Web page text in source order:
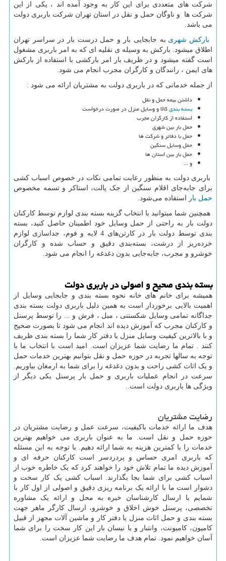
شرکت های متعددی برای این کار به وجود آمده اند ، یکی از این
شرکت ها و ناوگان حمل و نقل در استان تهران شرکت باربری دولت
می باشد.
بارکش شهری به جابجایی بار و حمل درست بار در سراسر تهران
اطلاق میشود. بارکش به وسیله ی نقلیه ای که به امر باربری مشغول
است گفته میشود و در ظریف بار امر بارکشی با استفاده از بارکش
های ایمن ، رانندگان و کارگران مجرب انجام می شود.
از جمله خدماتی که در باربری دولت به مشتریان ارائه می شود :
داشتن بیمه حمل و نقل
بسته بندیکالا و وسایل منزل در صورت درخواست
استفاده از کارگران مجرب
حمل بار بین شهری
حمل با دفاتر و شرکت ها
حمل وسایل سنگین
حمل بار بین استان ها
و ...
باربری دولت به منظور رعایت تمامی نکات در خصوص اسباب کشی
برای جابه‌جای اقلام سنگین از جک پالت، استاکر و تسمه مخصوص
حمل بار
استفاده می‌شود.
همچنین شما میتوانید با انتخاب گزینه بسته بندی لوازم توسط کارکنان
دولت بار به راحتی از حمل وسایل خود اطمینان حاصل کنید، بسته
بندی توسط دولت بار در کارتن‌های 4 لایه و فوم، جداسازی لوازم
خرده‌ریز از درشت، بسته‌بندی دقیق و حساب شده و کارگران
خوشرو و مجرب، جابه‌جایی بدون دغدغه را انجام می شود.
بسته بندی صحیح و اصولی در باربری دولت
همیشه برای خانم های خانه نحوه بسته بندی و جابجایی وسایل از
اهمیت بالایی برخوردار است به همین دلیل باربری دولت بسته بندی
جداگانه تمامی وسایل شکستنی ، مبل ، فرش و ... را توسط پرسنل
و کارکنان مجرب که آموزش دیده اند انجام می شود تا بصورت صحیح
و با بالاترین کیفیت وسایل منزل یا دفتر کار شما را بسته بندی ظریف
کنند . تمام ما رضایت شما عزیزان است. امید است با انتخاب ما با
توجه به سالها تجربه در حوزه حمل و نقل بتوانیم بهترین خدمات حمل
و یک اثاث کشی راحت و بدون دغدغه را برای شما به ارمغان بیاوریم.
سرعت در انجام عملیات باربری و حمل بار پرسنل یکی دیگر از
ویژگی ها باربری دولت است..
رضایت مشتریان
هدف ما ارائه خدمات باکیفیت، سرعت عمل و رضایت مشتریان در
حوزه حمل و نقل است. ما به عنوان باربری می خواهیم بهترین
خدمات را با کمترین هزینه به شما ارائه دهیم. با توجه به این مسئله
که باربری امری حساس و پردردسر است کارکنان حرفه ای و
آموزش دیده ما تمام تلاش خود را خواهند کرد که یک خاطره خوب از
اسباب کشی برای شما بجا بگذارند. اسباب کشی یک کار سخت و
دشوار است ما با ارائه یک برنامه ریزی دقیق و اصولی از اول کار با
شمایم با ارسال کارشناسان خبره به محل و ارائه یک مشاوره
تخصصی، پرسنل خوش اخلاق و خوشرو، ارسال کارگر ماهر جهت
بسته بندی و حمل اثاث منزل یا دفتر کار و ماشین آلات مجهز از قبیل
کامیون، کامیونت، وانتبار و یا نیسان بار این کار سخت را برای شما
آسان خواهیم نمود. تمام هدف ما رضایت شما عزیزان است.